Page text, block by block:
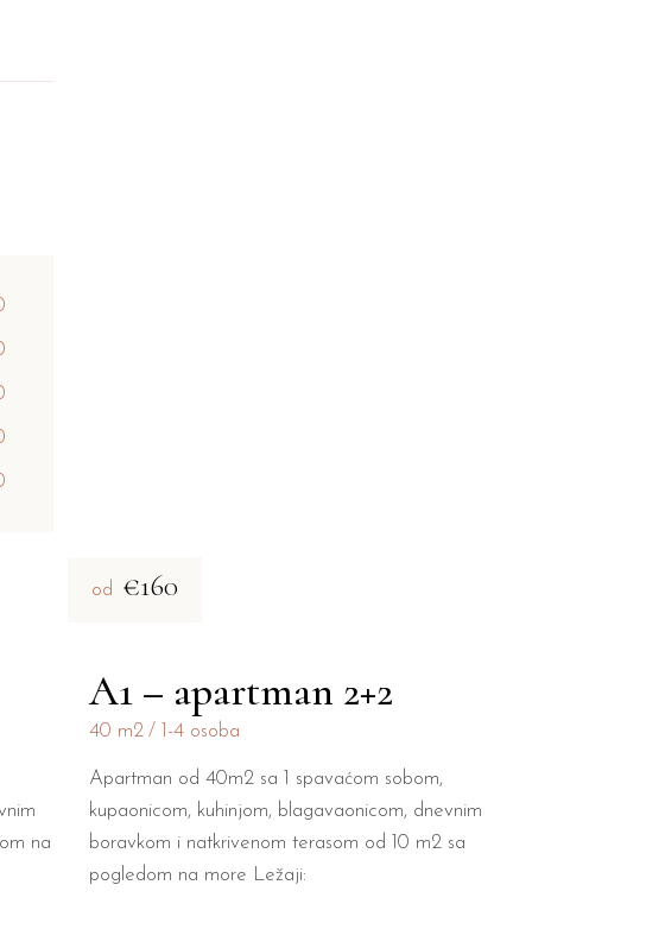
na
od €160
A1 – apartman 2+2
40 m2 1-4 osoba
Apartman od 40m2 sa 1 spavaćom sobom,
kupaonicom, kuhinjom, blagavaonicom, dnevnim
boravkom i natkrivenom terasom od 10 m2 sa
pogledom na more Ležaji: